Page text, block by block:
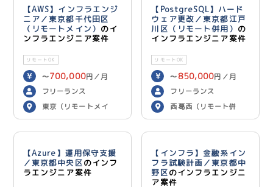
【AWS】インフラエンジ
ニア／東京都千代田区
（リモートメイン） のイ
ンフラエンジニア案件
リモートOK
〜700,000円／月
フリーランス
東京（リモートメイ
ン）
【PostgreSQL】ハード
ウェア更改／東京都江戸
川区（リモート併用） の
インフラエンジニア案件
リモートOK
〜 850,000円／月
フリーランス
西葛西（リモート併
用）
【Azure】運用保守支援
／東京都中央区のインフ
ラエンジニア案件
【インフラ】金融系イン
フラ試験計画／東京都中
野区のインフラエンジニ
ア案件